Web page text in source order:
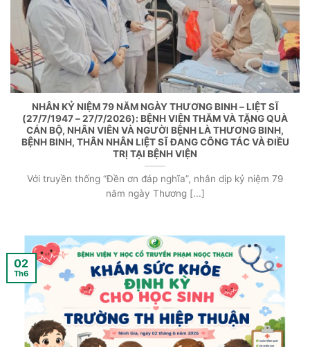
NHÂN KỶ NIỆM 79 NĂM NGÀY THƯƠNG BINH – LIỆT SĨ
(27/7/1947 – 27/7/2026): BỆNH VIỆN THĂM VÀ TẶNG QUÀ
CÁN BỘ, NHÂN VIÊN VÀ NGƯỜI BỆNH LÀ THƯƠNG BINH,
BỆNH BINH, THÂN NHÂN LIỆT SĨ ĐANG CÔNG TÁC VÀ ĐIỀU
TRỊ TẠI BỆNH VIỆN
Với truyền thống “Đền ơn đáp nghĩa”, nhân dịp kỷ niệm 79
năm ngày Thương [...]
02
Th6